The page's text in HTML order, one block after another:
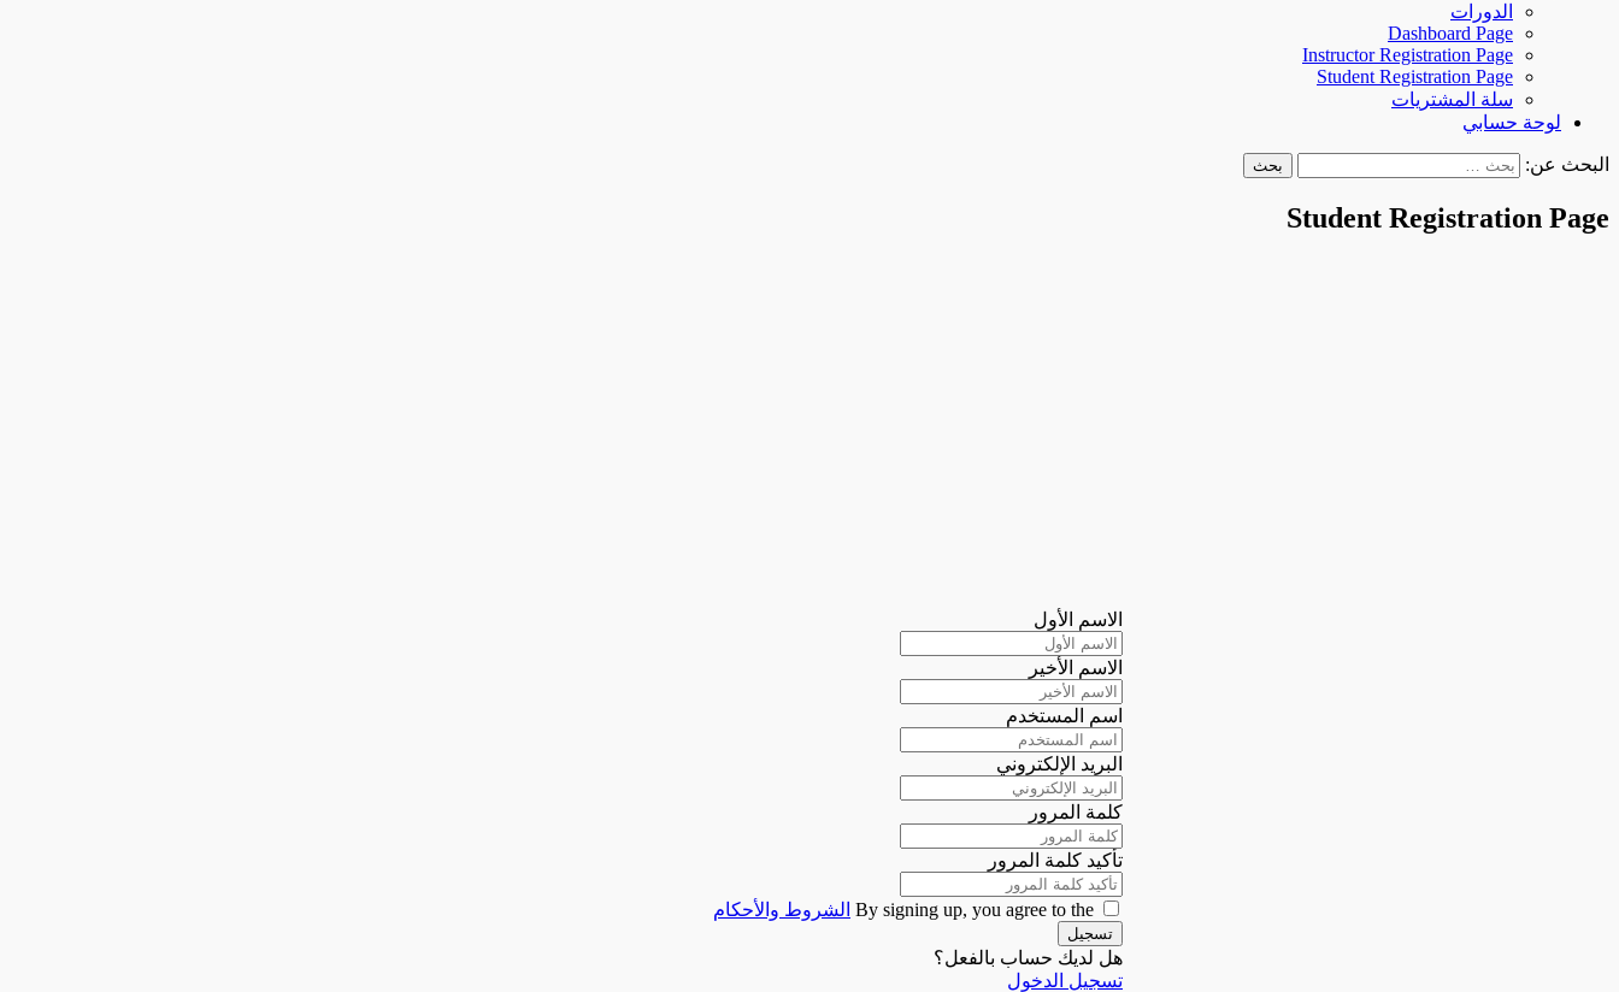
الدورات
Dashboard Page
Instructor Registration Page
Student Registration Page
سلة المشتريات
لوحة حسابي
البحث عن:
Student Registration Page
الاسم الأول
الاسم الأخير
اسم المستخدم
البريد الإلكتروني
كلمة المرور
تأكيد كلمة المرور
By signing up, you agree to the الشروط والأحكام
تسجيل
هل لديك حساب بالفعل؟
تسجيل الدخول